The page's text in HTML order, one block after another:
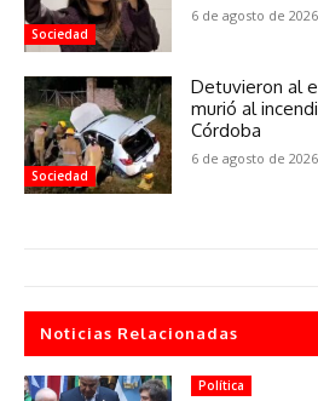
Sociedad
6 de agosto de 2026
Sociedad
Detuvieron al
murió al
Córdoba
6 de agosto de 2026
Noticias Relacionadas
Política